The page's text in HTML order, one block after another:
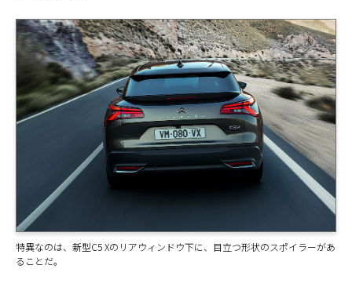
特異なのは、新型C5 Xのリアウィンドウ下に、目立つ形状のスポイラーがあ
ることだ。